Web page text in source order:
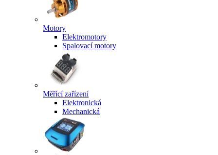
Motory
Elektromotory
Spalovací motory
Měřící zařízení
Elektronická
Mechanická